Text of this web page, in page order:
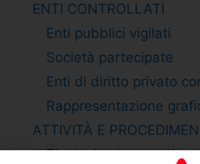
ENTI CONTROLLATI
Enti pubblici vigilati
Società partecipate
Enti di diritto privato
Rappresentazione
ATTIVITÀ E
Tipologie di